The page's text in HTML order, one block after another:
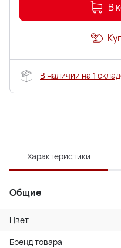
В
В наличии на 1
Характеристики
Общие
Цвет
Бренд товара